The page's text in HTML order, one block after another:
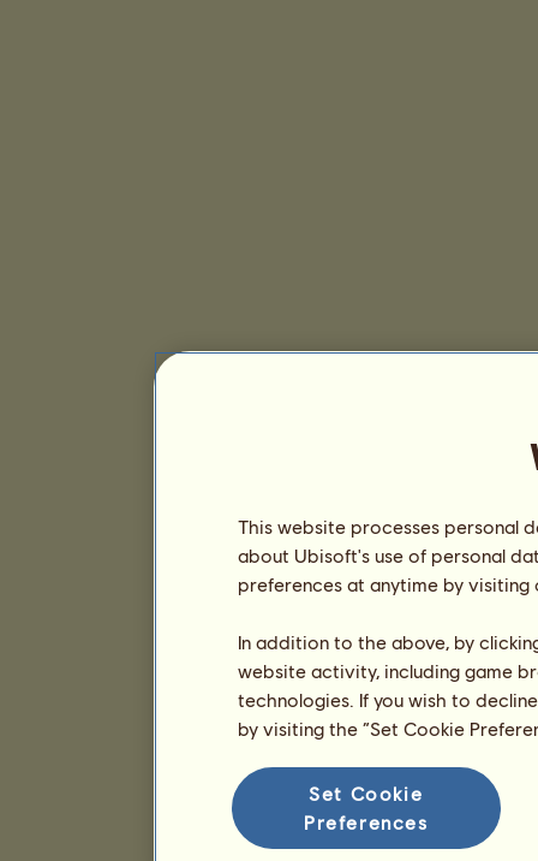
This website processes personal
about Ubisoft's use of personal
preferences at anytime by
In addition to the above, by
website activity, including game
technologies. If you wish to
by visiting the “Set Cookie
Set Cookie
Preferences